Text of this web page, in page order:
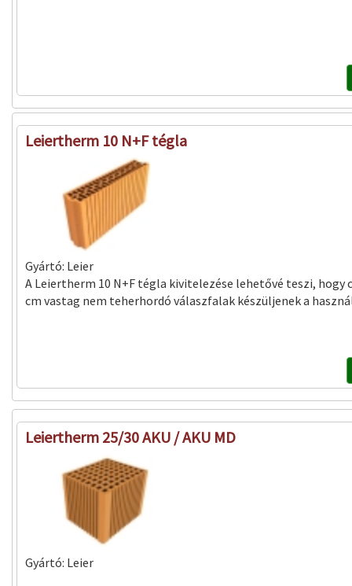
Leiertherm 10 N+F tégla
Gyártó: Leier
A Leiertherm 10 N+F tégla kivitelezése lehetővé teszi, hogy
cm vastag nem teherhordó válaszfalak készüljenek a
Leiertherm 25/30 AKU / AKU MD
Gyártó: Leier